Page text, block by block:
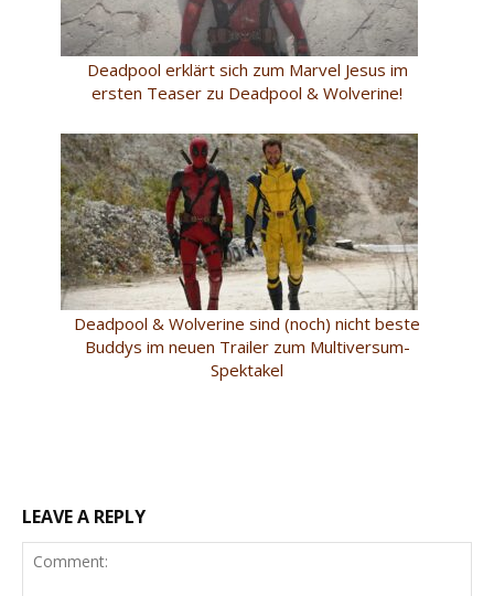
Deadpool erklärt sich zum Marvel Jesus im
ersten Teaser zu Deadpool & Wolverine!
Deadpool & Wolverine sind (noch) nicht beste
Buddys im neuen Trailer zum Multiversum-
Spektakel
LEAVE A REPLY